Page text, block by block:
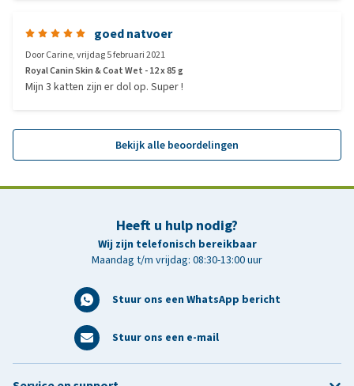
goed natvoer
DoorCarine,vrijdag 5 februari 2021
Royal Canin Skin & Coat Wet - 12 x 85 g
Mijn 3 katten zijn er dol op. Super !
Bekijk alle beoordelingen
Heeft u hulp nodig?
Wij zijn telefonisch bereikbaar
Maandag t/m vrijdag: 08:30-13:00 uur
Stuur ons een WhatsApp bericht
Stuur ons een e-mail